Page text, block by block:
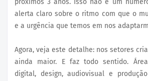
próximos 3 anos. Isso não é um
alerta claro sobre o ritmo com que o
e a urgência que temos em nos
Agora, veja este detalhe: nos setores
ainda maior. E faz todo sentido.
digital, design, audiovisual e